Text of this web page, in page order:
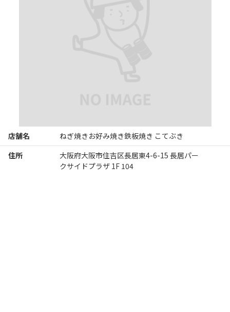
店舗名
ねぎ焼きお好み焼き鉄板焼き こてぶき
住所
大阪府大阪市住吉区長居東4-6-15 長居パー
クサイドプラザ 1F 104